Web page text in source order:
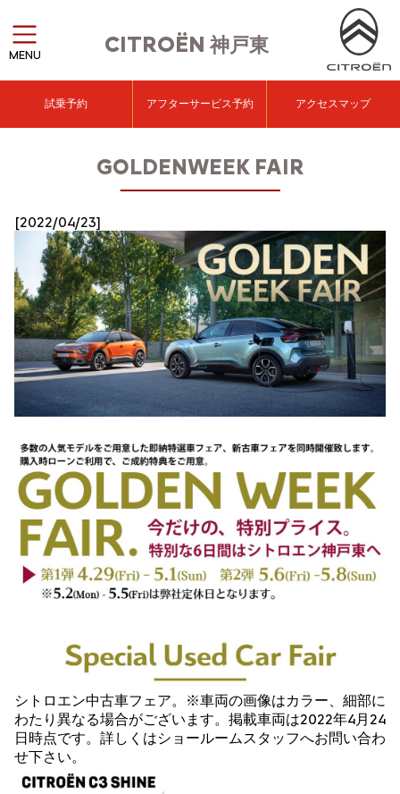
CITROËN神戸東
MENU
試乗予約 アフターサービス予約 アクセスマップ
GOLDENWEEK FAIR
[2022/04/23]
シトロエン中古車フェア。※車両の画像はカラー、細部に
わたり異なる場合がございます。掲載車両は2022年4月24
日時点です。詳しくはショールームスタッフへお問い合わ
せ下さい。